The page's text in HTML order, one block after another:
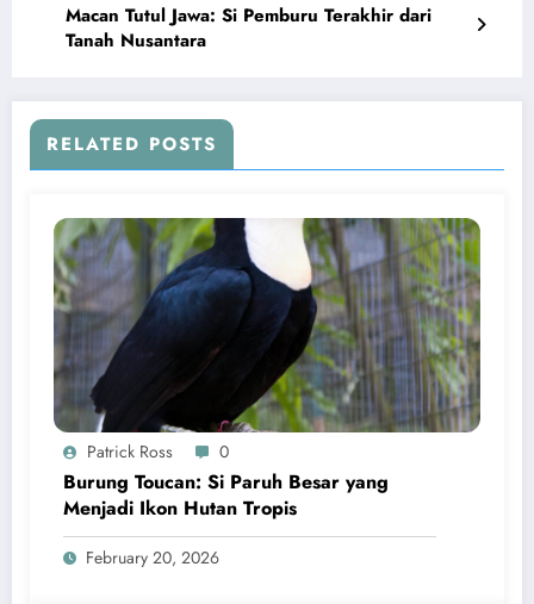
Macan Tutul Jawa: Si Pemburu Terakhir dari
Tanah Nusantara
RELATED POSTS
Patrick Ross 0
Burung Toucan: Si Paruh Besar yang
Menjadi Ikon Hutan Tropis
February 20, 2026